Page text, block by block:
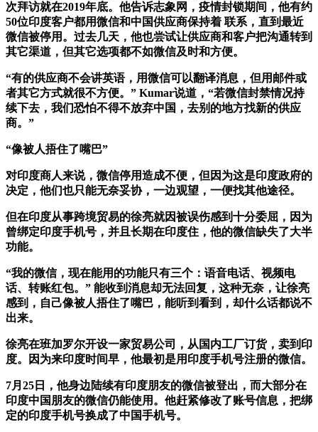
次拜访就在2019年底。他告诉志象网，疫情封锁期间，他有约
50位印度客户都用微信和中国供应商保持着 联系，直到最近
微信被停用。过去几天，他也尝试让供应商和客户把沟通转到
其它渠道，但其它选项都不如微信及时和方便。
“有的供应商不会讲英语，用微信可以翻译消息，但用邮件或
者其它方式就很不方便。” Kumar说道，“若微信封禁情况持
续下去，我们恐怕不得不放弃中国，去别的地方找新的供应
商。”
“像被人捂住了嘴巴”
对印度商人来说，微信停用造成不便，但因为这是印度政府的
决定，他们也只能无奈妥协，一边观望，一便找其他途径。
但在印度从事跨境贸易的徐亮就因被误伤感到十分委屈，因为
曾绑定印度手机号，并且长期在印度住，他的微信缺失了大半
功能。
“我的微信，现在能用的功能只有三个：语音电话、视频电
话、转账红包。” 能收到消息却无法回复，这种无奈，让徐亮
感到，自己像被人捂住了嘴巴，能听到看到，却什么话都说不
出来。
徐亮在班加罗尔开设一家贸易公司，从国内工厂订货，卖到印
度。因为来印度时间早，他最初是用印度手机号注册的微信。
7月25日，他身边陆续有印度朋友的微信被登出，而大部分在
印度中国朋友的微信仍能使用。他赶紧修改了账号信息，把绑
定的印度手机号换成了中国手机号。